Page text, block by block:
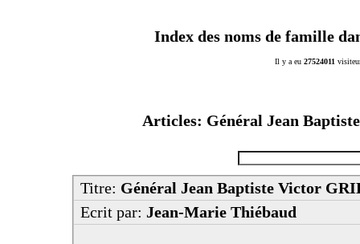
Index des noms de famille
Il y a eu 27524011
Articles: Général Jean
Titre: Général Jean Baptiste Victor
Ecrit par: Jean-Marie Thiébaud